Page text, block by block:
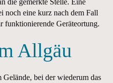
noch eine kurz nach dem Fall
funktionierende Geräteortung.
Allgäu
bei der wiederum das